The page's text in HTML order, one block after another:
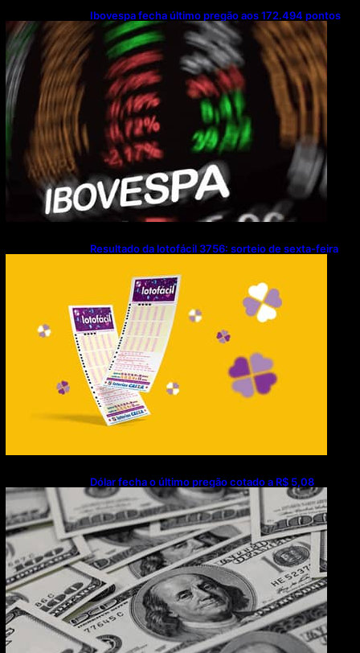
Ibovespa fecha último pregão aos 172.494 pontos
Resultado da lotofácil 3756: sorteio de sexta-feira
Dólar fecha o último pregão cotado a R$ 5,08